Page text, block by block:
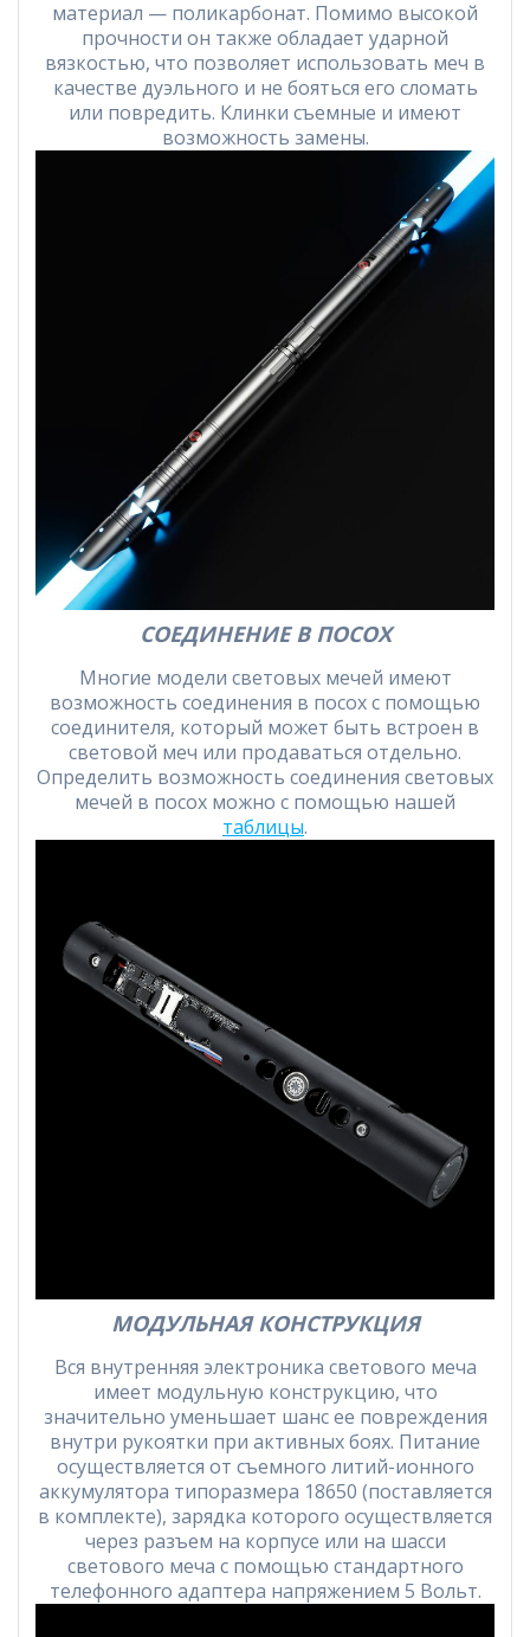
материал — поликарбонат. Помимо высокой
прочности он также обладает ударной
вязкостью, что позволяет использовать меч в
качестве дуэльного и не бояться его сломать
или повредить. Клинки съемные и имеют
возможность замены.
СОЕДИНЕНИЕ В ПОСОХ
Многие модели световых мечей имеют
возможность соединения в посох с помощью
соединителя, который может быть встроен в
световой меч или продаваться отдельно.
Определить возможность соединения световых
мечей в посох можно с помощью нашей
таблицы.
МОДУЛЬНАЯ КОНСТРУКЦИЯ
Вся внутренняя электроника светового меча
имеет модульную конструкцию, что
значительно уменьшает шанс ее повреждения
внутри рукоятки при активных боях. Питание
осуществляется от съемного литий-ионного
аккумулятора типоразмера 18650 (поставляется
в комплекте), зарядка которого осуществляется
через разъем на корпусе или на шасси
светового меча с помощью стандартного
телефонного адаптера напряжением 5 Вольт.